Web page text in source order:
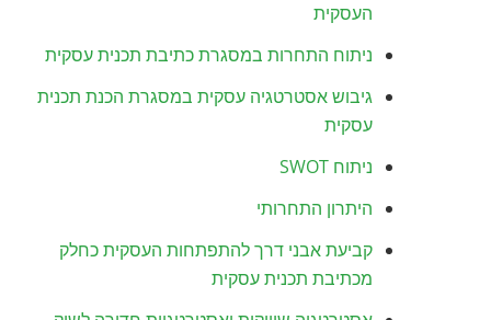
העסקית
ניתוח התחרות במסגרת כתיבת תכנית עסקית
גיבוש אסטרטגיה עסקית במסגרת הכנת תכנית
עסקית
ניתוח SWOT
היתרון התחרותי
קביעת אבני דרך להתפתחות העסקית כחלק
מכתיבת תכנית עסקית